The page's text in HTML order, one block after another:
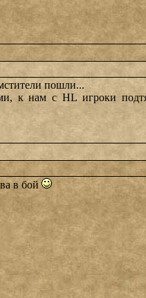
пошли...
к нам с HL игроки
в бой